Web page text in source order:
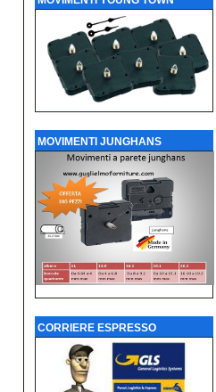
MOVIMENTI JUNGHANS
CORRIERE ESPRESSO